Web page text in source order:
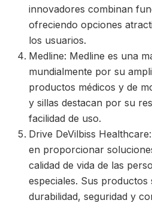
innovadores combinan
ofreciendo opciones
los usuarios.
Medline: Medline es una
mundialmente por su
productos médicos y de
y sillas destacan por su
facilidad de uso.
Drive DeVilbiss
en proporcionar
calidad de vida de las
especiales. Sus
durabilidad, seguridad y